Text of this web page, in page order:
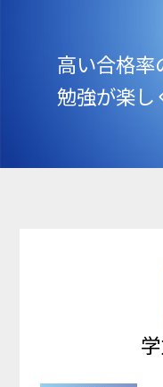
高い合格率
勉強が楽し